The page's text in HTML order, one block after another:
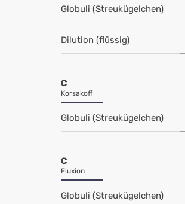
Globuli (Streukügelchen)
Dilution (flüssig)
C
Korsakoff
Globuli (Streukügelchen)
C
Fluxion
Globuli (Streukügelchen)